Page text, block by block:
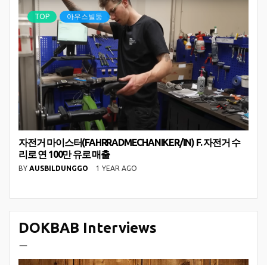
TOP 아우스빌둥
자전거 마이스터(FAHRRADMECHANIKER/IN) F. 자전거 수
리로 연 100만 유로 매출
BY AUSBILDUNGGO 1 YEAR AGO
DOKBAB Interviews
ㅡ